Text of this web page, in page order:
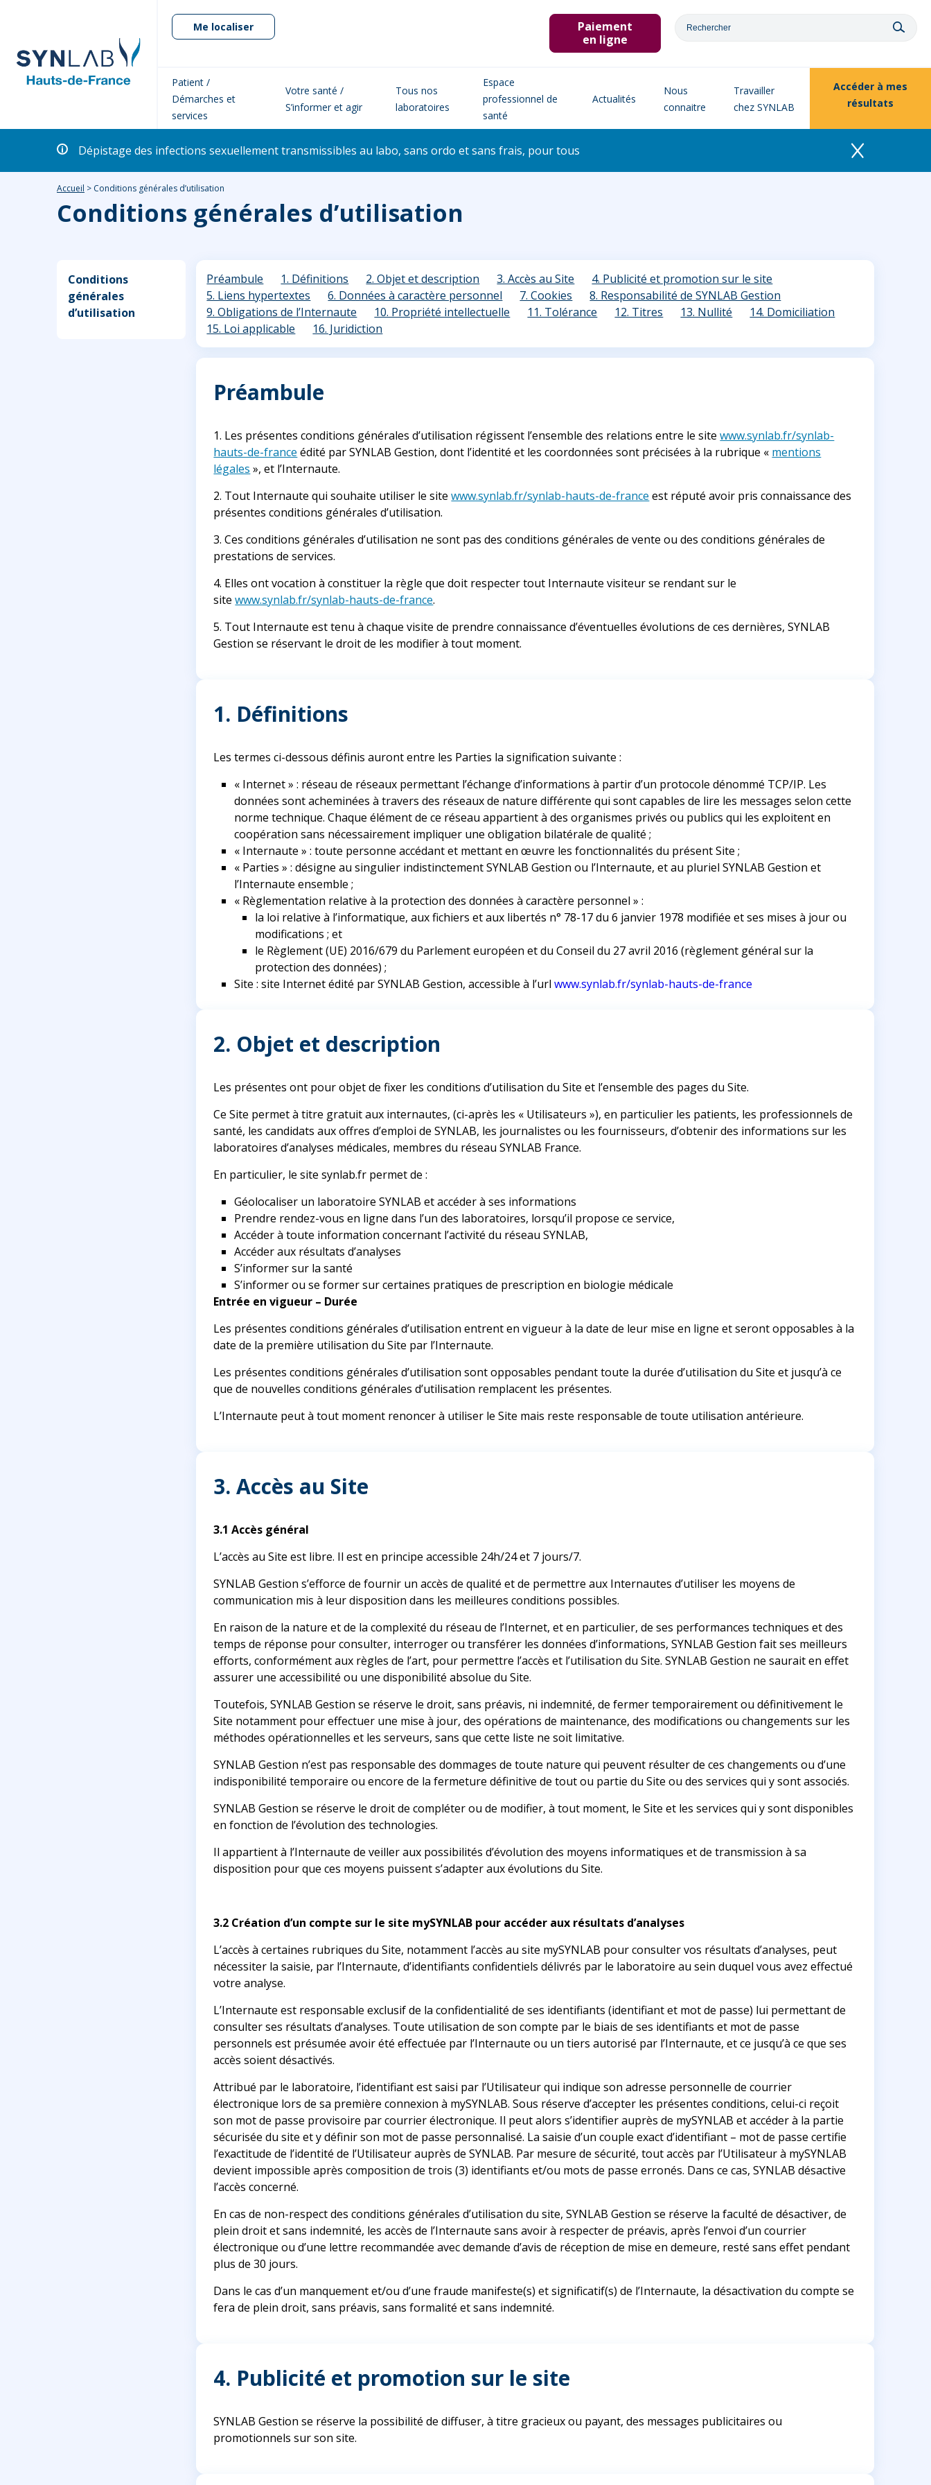
Me localiser
Paiement
en ligne
Patient /
Démarches et
services
Votre santé /
S’informer et agir
Tous nos
laboratoires
Espace
professionnel de
santé
Actualités
Nous
connaitre
Travailler
chez SYNLAB
Accéder à mes
résultats
Dépistage des infections sexuellement transmissibles au labo, sans ordo et sans frais, pour tous
Accueil > Conditions générales d’utilisation
Conditions générales d’utilisation
Conditions
générales
d’utilisation
Préambule 1. Définitions 2. Objet et description 3. Accès au Site
4. Publicité et promotion sur le site
5. Liens hypertextes
6. Données à caractère personnel 7. Cookies
8. Responsabilité de SYNLAB Gestion
9. Obligations de l’Internaute
10. Propriété intellectuelle 11. Tolérance 12. Titres 13. Nullité
14. Domiciliation
15. Loi applicable
16. Juridiction
Préambule
1. Les présentes conditions générales d’utilisation régissent l’ensemble des relations entre le sitewww.synlab.fr/synlab-
hauts-de-france édité par SYNLAB Gestion, dont l’identité et les coordonnées sont précisées à la rubrique « mentions
légales », et l’Internaute.
2. Tout Internaute qui souhaite utiliser le sitewww.synlab.fr/synlab-hauts-de-france est réputé avoir pris connaissance des
présentes conditions générales d’utilisation.
3. Ces conditions générales d’utilisation ne sont pas des conditions générales de vente ou des conditions générales de
prestations de services.
4. Elles ont vocation à constituer la règle que doit respecter tout Internaute visiteur se rendant sur le
sitewww.synlab.fr/synlab-hauts-de-france.
5. Tout Internaute est tenu à chaque visite de prendre connaissance d’éventuelles évolutions de ces dernières, SYNLAB
Gestion se réservant le droit de les modifier à tout moment.
1. Définitions
Les termes ci-dessous définis auront entre les Parties la signification suivante :
« Internet » : réseau de réseaux permettant l’échange d’informations à partir d’un protocole dénommé TCP/IP. Les
données sont acheminées à travers des réseaux de nature différente qui sont capables de lire les messages selon cette
norme technique. Chaque élément de ce réseau appartient à des organismes privés ou publics qui les exploitent en
coopération sans nécessairement impliquer une obligation bilatérale de qualité ;
« Internaute » : toute personne accédant et mettant en œuvre les fonctionnalités du présent Site ;
« Parties » : désigne au singulier indistinctement SYNLAB Gestion ou l’Internaute, et au pluriel SYNLAB Gestion et
l’Internaute ensemble ;
« Règlementation relative à la protection des données à caractère personnel » :
la loi relative à l’informatique, aux fichiers et aux libertés n° 78-17 du 6 janvier 1978 modifiée et ses mises à jour ou
modifications ; et
le Règlement (UE) 2016/679 du Parlement européen et du Conseil du 27 avril 2016 (règlement général sur la
protection des données) ;
Site : site Internet édité par SYNLAB Gestion, accessible à l’urlwww.synlab.fr/synlab-hauts-de-france
2. Objet et description
Les présentes ont pour objet de fixer les conditions d’utilisation du Site et l’ensemble des pages du Site.
Ce Site permet à titre gratuit aux internautes, (ci-après les « Utilisateurs »), en particulier les patients, les professionnels de
santé, les candidats aux offres d’emploi de SYNLAB, les journalistes ou les fournisseurs, d’obtenir des informations sur les
laboratoires d’analyses médicales, membres du réseau SYNLAB France.
En particulier, le site synlab.fr permet de :
Géolocaliser un laboratoire SYNLAB et accéder à ses informations
Prendre rendez-vous en ligne dans l’un des laboratoires, lorsqu’il propose ce service,
Accéder à toute information concernant l’activité du réseau SYNLAB,
Accéder aux résultats d’analyses
S’informer sur la santé
S’informer ou se former sur certaines pratiques de prescription en biologie médicale
Entrée en vigueur – Durée
Les présentes conditions générales d’utilisation entrent en vigueur à la date de leur mise en ligne et seront opposables à la
date de la première utilisation du Site par l’Internaute.
Les présentes conditions générales d’utilisation sont opposables pendant toute la durée d’utilisation du Site et jusqu’à ce
que de nouvelles conditions générales d’utilisation remplacent les présentes.
L’Internaute peut à tout moment renoncer à utiliser le Site mais reste responsable de toute utilisation antérieure.
3. Accès au Site
3.1 Accès général
L’accès au Site est libre. Il est en principe accessible 24h/24 et 7 jours/7.
SYNLAB Gestion s’efforce de fournir un accès de qualité et de permettre aux Internautes d’utiliser les moyens de
communication mis à leur disposition dans les meilleures conditions possibles.
En raison de la nature et de la complexité du réseau de l’Internet, et en particulier, de ses performances techniques et des
temps de réponse pour consulter, interroger ou transférer les données d’informations, SYNLAB Gestion fait ses meilleurs
efforts, conformément aux règles de l’art, pour permettre l’accès et l’utilisation du Site. SYNLAB Gestion ne saurait en effet
assurer une accessibilité ou une disponibilité absolue du Site.
Toutefois, SYNLAB Gestion se réserve le droit, sans préavis, ni indemnité, de fermer temporairement ou définitivement le
Site notamment pour effectuer une mise à jour, des opérations de maintenance, des modifications ou changements sur les
méthodes opérationnelles et les serveurs, sans que cette liste ne soit limitative.
SYNLAB Gestion n’est pas responsable des dommages de toute nature qui peuvent résulter de ces changements ou d’une
indisponibilité temporaire ou encore de la fermeture définitive de tout ou partie du Site ou des services qui y sont associés.
SYNLAB Gestion se réserve le droit de compléter ou de modifier, à tout moment, le Site et les services qui y sont disponibles
en fonction de l’évolution des technologies.
Il appartient à l’Internaute de veiller aux possibilités d’évolution des moyens informatiques et de transmission à sa
disposition pour que ces moyens puissent s’adapter aux évolutions du Site.
3.2 Création d’un compte sur le site mySYNLAB pour accéder aux résultats d’analyses
L’accès à certaines rubriques du Site, notamment l’accès au site mySYNLAB pour consulter vos résultats d’analyses, peut
nécessiter la saisie, par l’Internaute, d’identifiants confidentiels délivrés par le laboratoire au sein duquel vous avez effectué
votre analyse.
L’Internaute est responsable exclusif de la confidentialité de ses identifiants (identifiant et mot de passe) lui permettant de
consulter ses résultats d’analyses. Toute utilisation de son compte par le biais de ses identifiants et mot de passe
personnels est présumée avoir été effectuée par l’Internaute ou un tiers autorisé par l’Internaute, et ce jusqu’à ce que ses
accès soient désactivés.
Attribué par le laboratoire, l’identifiant est saisi par l’Utilisateur qui indique son adresse personnelle de courrier
électronique lors de sa première connexion à mySYNLAB. Sous réserve d’accepter les présentes conditions, celui-ci reçoit
son mot de passe provisoire par courrier électronique. Il peut alors s’identifier auprès de mySYNLAB et accéder à la partie
sécurisée du site et y définir son mot de passe personnalisé. La saisie d’un couple exact d’identifiant – mot de passe certifie
l’exactitude de l’identité de l’Utilisateur auprès de SYNLAB. Par mesure de sécurité, tout accès par l’Utilisateur à mySYNLAB
devient impossible après composition de trois (3) identifiants et/ou mots de passe erronés. Dans ce cas, SYNLAB désactive
l’accès concerné.
En cas de non-respect des conditions générales d’utilisation du site, SYNLAB Gestion se réserve la faculté de désactiver, de
plein droit et sans indemnité, les accès de l’Internaute sans avoir à respecter de préavis, après l’envoi d’un courrier
électronique ou d’une lettre recommandée avec demande d’avis de réception de mise en demeure, resté sans effet pendant
plus de 30 jours.
Dans le cas d’un manquement et/ou d’une fraude manifeste(s) et significatif(s) de l’Internaute, la désactivation du compte se
fera de plein droit, sans préavis, sans formalité et sans indemnité.
4. Publicité et promotion sur le site
SYNLAB Gestion se réserve la possibilité de diffuser, à titre gracieux ou payant, des messages publicitaires ou
promotionnels sur son site.